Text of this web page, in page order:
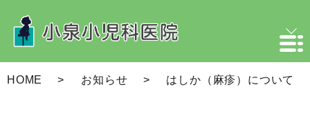
HOME お知らせ はしか（麻疹）について